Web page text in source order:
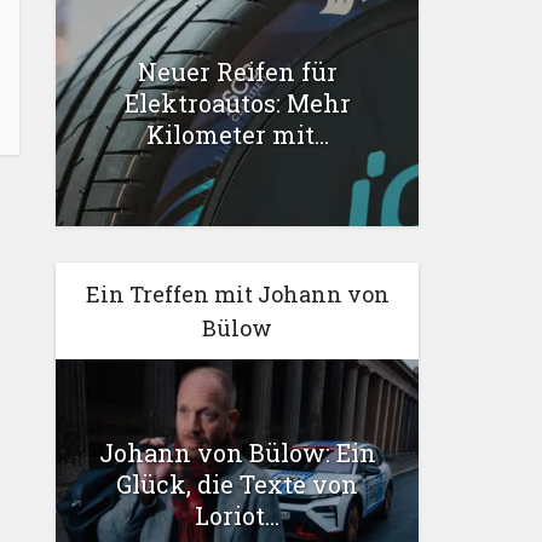
Neuer Reifen für
Elektroautos: Mehr
Kilometer mit...
Ein Treffen mit Johann von
Bülow
Johann von Bülow: Ein
Glück, die Texte von
Loriot...